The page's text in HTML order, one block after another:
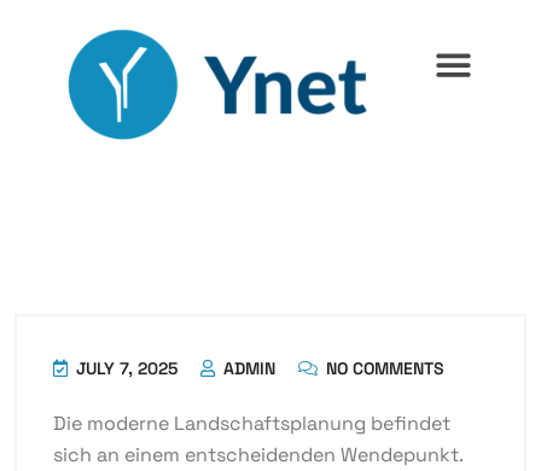
JULY 7, 2025 ADMIN NO COMMENTS
Die moderne Landschaftsplanung befindet
sich an einem entscheidenden Wendepunkt.